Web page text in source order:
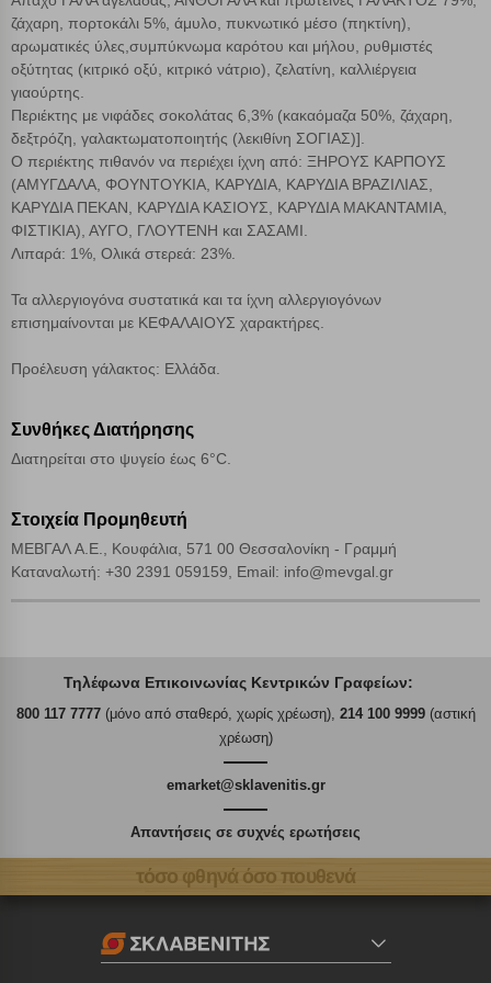
ζάχαρη, πορτοκάλι 5%, άμυλο, πυκνωτικό μέσο (πηκτίνη),
αρωματικές ύλες,συμπύκνωμα καρότου και μήλου, ρυθμιστές
οξύτητας (κιτρικό οξύ, κιτρικό νάτριο), ζελατίνη, καλλιέργεια
γιαούρτης.
Περιέκτης με νιφάδες σοκολάτας 6,3% (κακαόμαζα 50%, ζάχαρη,
δεξτρόζη, γαλακτωματοποιητής (λεκιθίνη ΣΟΓΙΑΣ)].
Ο περιέκτης πιθανόν να περιέχει ίχνη από: ΞΗΡΟΥΣ ΚΑΡΠΟΥΣ
(ΑΜΥΓΔΑΛΑ, ΦΟΥΝΤΟΥΚΙΑ, ΚΑΡΥΔΙΑ, ΚΑΡΥΔΙΑ ΒΡΑΖΙΛΙΑΣ,
ΚΑΡΥΔΙΑ ΠΕΚΑΝ, ΚΑΡΥΔΙΑ ΚΑΣΙΟΥΣ, ΚΑΡΥΔΙΑ ΜΑΚΑΝΤΑΜΙΑ,
ΦΙΣΤΙΚΙΑ), ΑΥΓΟ, ΓΛΟΥΤΕΝΗ και ΣΑΣΑΜΙ.
Λιπαρά: 1%, Ολικά στερεά: 23%.
Τα αλλεργιογόνα συστατικά και τα ίχνη αλλεργιογόνων
επισημαίνονται με ΚΕΦΑΛΑΙΟΥΣ χαρακτήρες.
Προέλευση γάλακτος: Ελλάδα.
Συνθήκες Διατήρησης
Διατηρείται στο ψυγείο έως 6°C.
Στοιχεία Προμηθευτή
ΜΕΒΓΑΛ A.E., Κουφάλια, 571 00 Θεσσαλονίκη - Γραμμή
Καταναλωτή: +30 2391 059159, Email: info@mevgal.gr
Τηλέφωνα Επικοινωνίας Κεντρικών Γραφείων:
800 117 7777(μόνο από σταθερό, χωρίς χρέωση), 214 100 9999(αστική
χρέωση)
emarket@sklavenitis.gr
Απαντήσεις σε συχνές ερωτήσεις
τόσο φθηνά όσο πουθενά
Αποθήκευση ρυθμίσεων
Αποδοχή όλων